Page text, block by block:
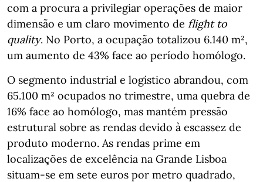
com a procura a privilegiar operações de maior
dimensão e um claro movimento de flight to
quality. No Porto, a ocupação totalizou 6.140 m²,
um aumento de 43% face ao período homólogo.
O segmento industrial e logístico abrandou, com
65.100 m² ocupados no trimestre, uma quebra de
16% face ao homólogo, mas mantém pressão
estrutural sobre as rendas devido à escassez de
produto moderno. As rendas prime em
localizações de excelência na Grande Lisboa
situam‑se em sete euros por metro quadrado,